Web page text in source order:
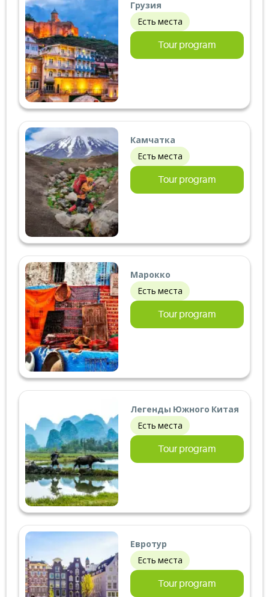
Грузия
Есть места
Tour program
Камчатка
Есть места
Tour program
Марокко
Есть места
Tour program
Легенды Южного Китая
Есть места
Tour program
Евротур
Есть места
Tour program